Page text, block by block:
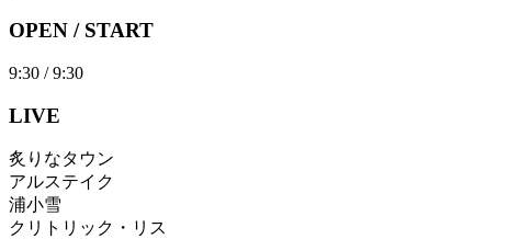
OPEN / START
9:30 / 9:30
LIVE
炙りなタウン
アルステイク
浦小雪
クリトリック・リス